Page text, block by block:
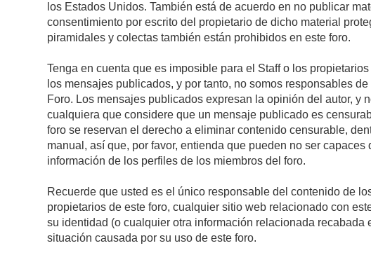
los Estados Unidos. También está de acuerdo en no publicar
consentimiento por escrito del propietario de dicho material
piramidales y colectas también están prohibidos en este foro.
Tenga en cuenta que es imposible para el Staff o los
los mensajes publicados, y por tanto, no somos responsables
Foro. Los mensajes publicados expresan la opinión del autor, y
cualquiera que considere que un mensaje publicado es
foro se reservan el derecho a eliminar contenido censurable,
manual, así que, por favor, entienda que pueden no ser
información de los perfiles de los miembros del foro.
Recuerde que usted es el único responsable del contenido de
propietarios de este foro, cualquier sitio web relacionado con
su identidad (o cualquier otra información relacionada
situación causada por su uso de este foro.